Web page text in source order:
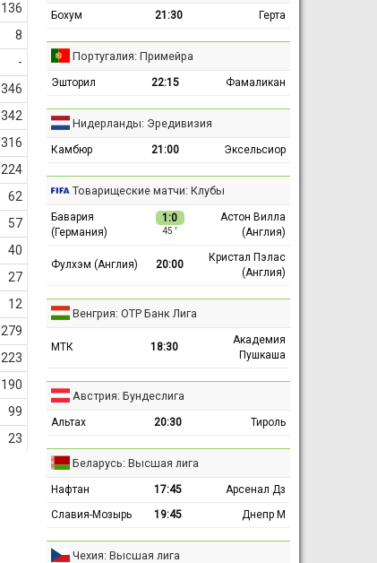
136
8
-
346
342
316
224
62
57
40
27
12
279
223
190
99
23
Бохум 21:30 Герта
Португалия: Примейра
Эшторил 22:15 Фамаликан
Нидерланды: Эредивизия
Камбюр 21:00 Эксельсиор
Товарищеские матчи: Клубы
Бавария
(Германия)
1:0
45 ′
Астон Вилла
(Англия)
Фулхэм (Англия) 20:00
Кристал Пэлас
(Англия)
Венгрия: ОТР Банк Лига
МТК 18:30
Академия
Пушкаша
Австрия: Бундеслига
Альтах 20:30 Тироль
Беларусь: Высшая лига
Нафтан 17:45
Арсенал Дз
Славия-Мозырь
19:45 Днепр М
Чехия: Высшая лига